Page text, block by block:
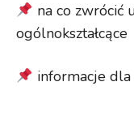
na co zwrócić
ogólnokształcące
informacje